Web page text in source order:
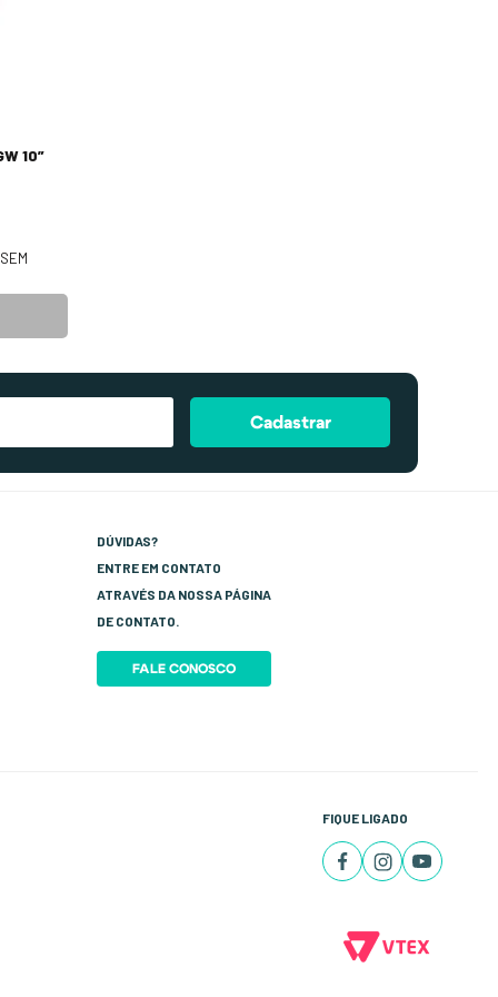
10”
SEM
Cadastrar
DÚVIDAS?
ENTRE EM CONTATO
ATRAVÉS DA NOSSA PÁGINA
DE CONTATO.
FALE CONOSCO
FIQUE LIGADO